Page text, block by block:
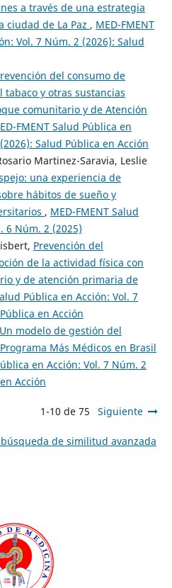
a través de una estrategia
ciudad de La Paz , MED-FMENT
Vol. 7 Núm. 2 (2026): Salud
del consumo de
y otras sustancias
comunitario y de Atención
FMENT Salud Pública en
Salud Pública en Acción
Martinez-Saravia, Leslie
una experiencia de
hábitos de sueño y
, MED-FMENT Salud
6 Núm. 2 (2025)
Prevención del
de la actividad física con
y de atención primaria de
Pública en Acción: Vol. 7
en Acción
Un modelo de gestión del
Más Médicos en Brasil
en Acción: Vol. 7 Núm. 2
Acción
1-10 de 75 Siguiente
de similitud avanzada